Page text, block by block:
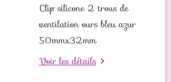
Clip silicone 2 trous de
ventilation ours bleu azur
50mmx32mm
Voir les détails